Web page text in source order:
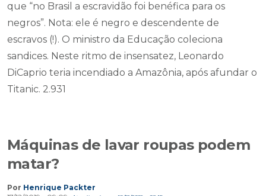
que “no Brasil a escravidão foi benéfica para os
negros”. Nota: ele é negro e descendente de
escravos (!). O ministro da Educação coleciona
sandices. Neste ritmo de insensatez, Leonardo
DiCaprio teria incendiado a Amazônia, após afundar o
Titanic. 2.931
Máquinas de lavar roupas podem
matar?
Por Henrique Packter